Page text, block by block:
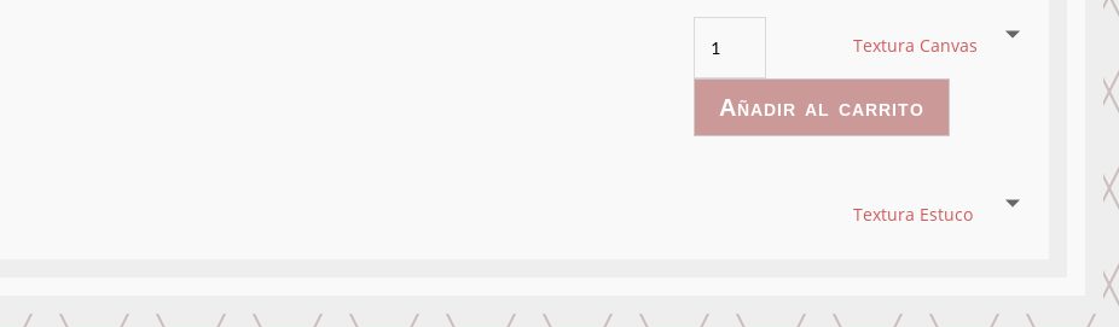
Textura Canvas
Textura Estuco
019
cantidad
Añadir al carrito